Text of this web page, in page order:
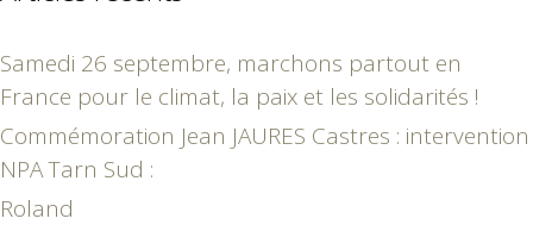
Samedi 26 septembre, marchons partout en
France pour le climat, la paix et les solidarités !
Commémoration Jean JAURES Castres : intervention
NPA Tarn Sud :
Roland